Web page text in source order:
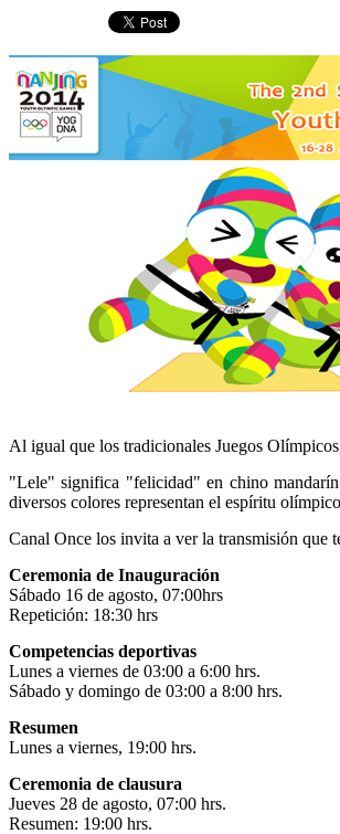
Al igual que los tradicionales Juegos
"Lele" significa "felicidad" en chino
diversos colores representan el espíritu
Canal Once los invita a ver la transmisión que
Ceremonia de Inauguración
Sábado 16 de agosto, 07:00hrs
Repetición: 18:30 hrs
Competencias deportivas
Lunes a viernes de 03:00 a 6:00 hrs.
Sábado y domingo de 03:00 a 8:00 hrs.
Resumen
Lunes a viernes, 19:00 hrs.
Ceremonia de clausura
Jueves 28 de agosto, 07:00 hrs.
Resumen: 19:00 hrs.